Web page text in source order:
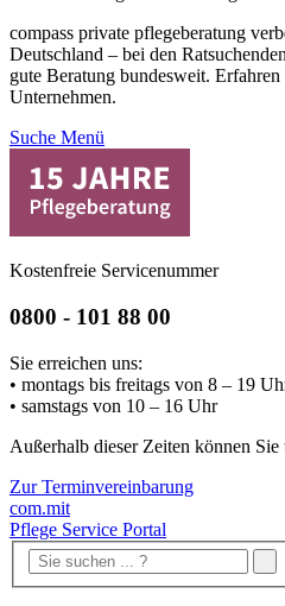
compass private pflegeberatung
Deutschland – bei den
gute Beratung bundesweit. Erfahren
Unternehmen.
Suche Menü
Kostenfreie Servicenummer
0800 - 101 88 00
Sie erreichen uns:
• montags bis freitags von 8 – 19
• samstags von 10 – 16 Uhr
Außerhalb dieser Zeiten können
Zur Terminvereinbarung
com.mit
Pflege Service Portal